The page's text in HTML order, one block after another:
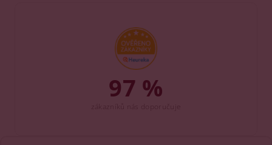
97 %